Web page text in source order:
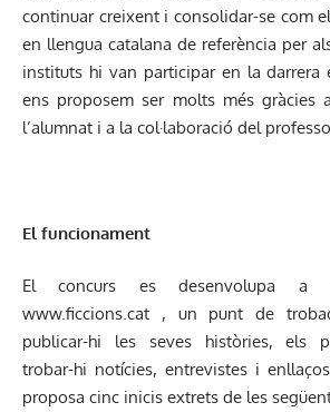
continuar creixent i consolidar-se com
en llengua catalana de referència per
instituts hi van participar en la darrera
ens proposem ser molts més gràcies
l’alumnat i a la col·laboració del
El funcionament
El concurs es desenvolupa a
www.ficcions.cat , un punt de
publicar-hi les seves històries, els
trobar-hi notícies, entrevistes i
proposa cinc inicis extrets de les